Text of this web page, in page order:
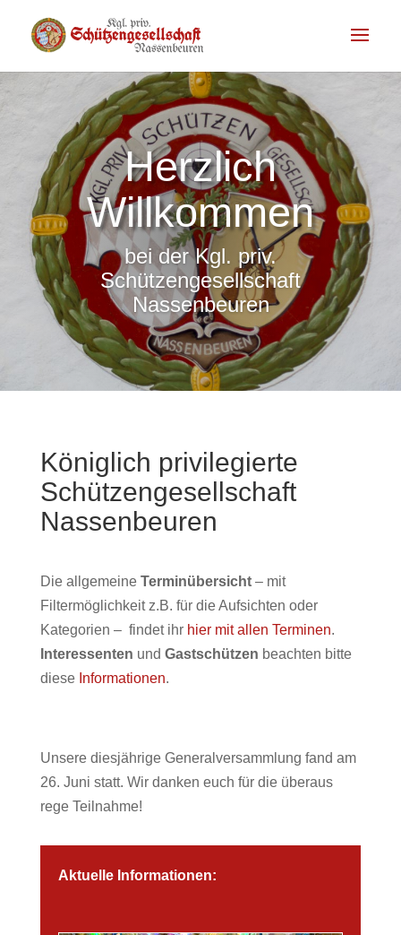
Herzlich
Willkommen
bei der Kgl. priv.
Schützengesellschaft
Nassenbeuren
Königlich privilegierte
Schützengesellschaft
Nassenbeuren
Die allgemeine Terminübersicht– mit
Filtermöglichkeit z.B. für die Aufsichten oder
Kategorien – findet ihr hier mit allen Terminen.
Interessenten und Gastschützen beachten bitte
diese Informationen.
Unsere diesjährige Generalversammlung fand am
26. Juni statt. Wir danken euch für die überaus
rege Teilnahme!
Aktuelle Informationen: